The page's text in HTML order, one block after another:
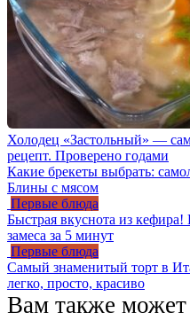
Холодец «Застольный» —
рецепт. Проверено годами
Какие брекеты выбрать:
Блины с мясом
Первые блюда
Быстрая вкуснота из
замеса за 5 минут
Первые блюда
Самый знаменитый торт в
легко, просто, красиво
Вам также может